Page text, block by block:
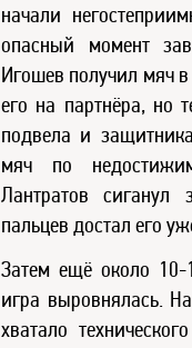
начали
опасный момент
Игошев получил мяч
его на партнёра, но
подвела и
мяч по
Лантратов
пальцев достал его
Затем ещё около 10-
игра выровнялась.
хватало